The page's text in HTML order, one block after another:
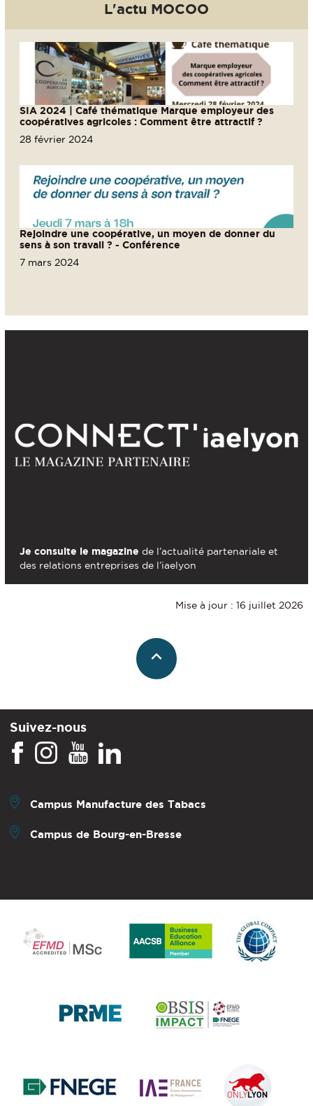
L'actu MOCOO
SIA 2024 | Café thématique Marque employeur des
coopératives agricoles : Comment être attractif ?
28 février 2024
Rejoindre une coopérative, un moyen de donner du
sens à son travail ? - Conférence
7 mars 2024
Je consulte le magazine de l’actualité partenariale et
des relations entreprises de l’iaelyon
Mise à jour : 16 juillet 2026
Suivez-nous
Campus Manufacture des Tabacs
Campus de Bourg-en-Bresse